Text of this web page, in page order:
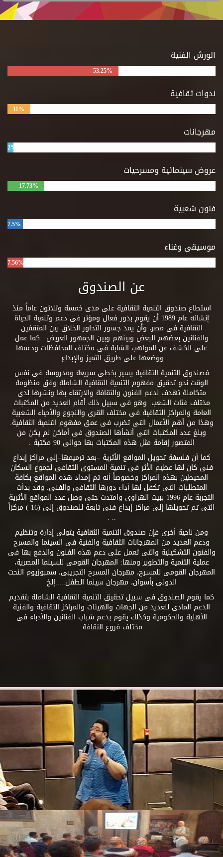
الورش الفنية
53.25%
ندوات ثقافية
11%
مهرجانات
2%
عروض سينمائية ومسرحيات
17.73%
فنون شعبية
7.5%
موسيقى وغناء
7.56%
عن الصندوق
استطاع صندوق التنمية الثقافية على مدى خمسة وثلاثون عاماً منذ
إنشائه عام 1989 أن يقوم بدور فعال ومؤثر فى دعم وتنمية الحياة
الثقافية فى مصر، وأن يمد جسور التحاور الخلاق بين المثقفين
والفنانين بعضهم البعض وبينهم وبين الجمهور العريض ..كما عمل
على الكشف عن المواهب الشابة فى مختلف المحافظات ودعمها
ووضعها على طريق التميز والإبداع.
فصندوق التنمية الثقافية يسير بخطى سريعة ومدروسة فى نفس
الوقت نحو تحقيق مفهوم التنمية الثقافية الشاملة وفق منظومة
متكاملة تهدف لدعم الفنون والثقافة والارتقاء بها ونشرها لدى
مختلف فئات الشعب. وهو فى سبيل ذلك أقام العديد من المكتبات
العامة والمراكز الثقافية فى مختلف القرى والنجوع والأحياء الشعبية
وهذا من أهم الأعمال التى تضرب فى عمق مفهوم التنمية الثقافية.
وبلغ عدد المكتبات التى أنشأها الصندوق فى أماكن لم يكن من
المتصور إقامة مثل هذه المكتبات بها حوالى 90 مكتبة .
كما أن فلسفة تحويل المواقع الأثرية –بعد ترميمها–إلى مراكز إبداع
فنى كان لها عظيم الأثر فى تنمية المستوى الثقافى لجموع السكان
المحيطين بهذه المراكز وخصوصاً أنه تم إمداد هذه المواقع بكافة
المتطلبات التى تكفل لها أداء دورها الثقافى والفنى. وقد بدأت
التجربة عام 1996 ببيت الهراوى وامتدت حتى وصل عدد المواقع الأثرية
التى تم تحويلها إلى مراكز إبداع فنى تابعة للصندوق إلى (16 ) مركزاً
.. .
ومن ناحية أخرى فإن صندوق التنمية الثقافية يتولى إدارة وتنظيم
ودعم العديد من المهرجانات الثقافية والفنية فى السينما والمسرح
والفنون التشكيلية والتى تعمل على دعم هذه الفنون والدفع بها فى
عملية التنمية والتطوير ومنها: المهرجان القومى للسينما المصرية،
المهرجان القومى للمسرح، مهرجان المسرح التجريبى، سمبوزيوم النحت
الدولى بأسوان، مهرجان سينما الطفل.....إلخ
كما يقوم الصندوق فى سبيل تحقيق التنمية الثقافية الشاملة بتقديم
الدعم المادى للعديد من الجهات والهيئات والمراكز الثقافية والفنية
الأهلية والحكومية وكذلك يقوم بدعم شباب الفنانين والأدباء فى
مختلف فروع الثقافة.